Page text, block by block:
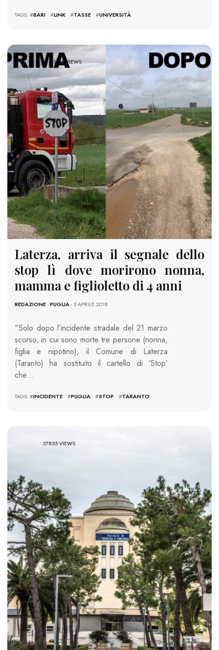
TAGS: #BARI #LINK #TASSE #UNIVERSITÀ
1436 VIEWS
Laterza, arriva il segnale dello
stop lì dove morirono nonna,
mamma e figlioletto di 4 anni
REDAZIONE-PUGLIA- 5 APRILE 2018
“Solo dopo l’incidente stradale del 21 marzo
scorso, in cui sono morte tre persone (nonna,
figlia e nipotino), il Comune di Laterza
(Taranto) ha sostituito il cartello di ‘Stop’
che…
TAGS: #INCIDENTE #PUGLIA #STOP #TARANTO
37855 VIEWS